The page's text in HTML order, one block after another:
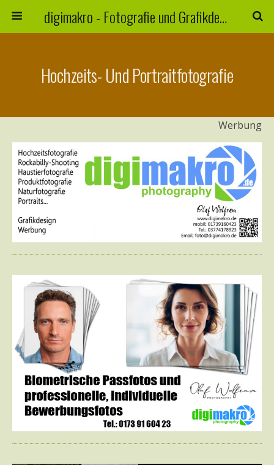
digimakro - Fotografie und Grafikdesign
Hochzeits- Und Portraitfotografie
Werbung